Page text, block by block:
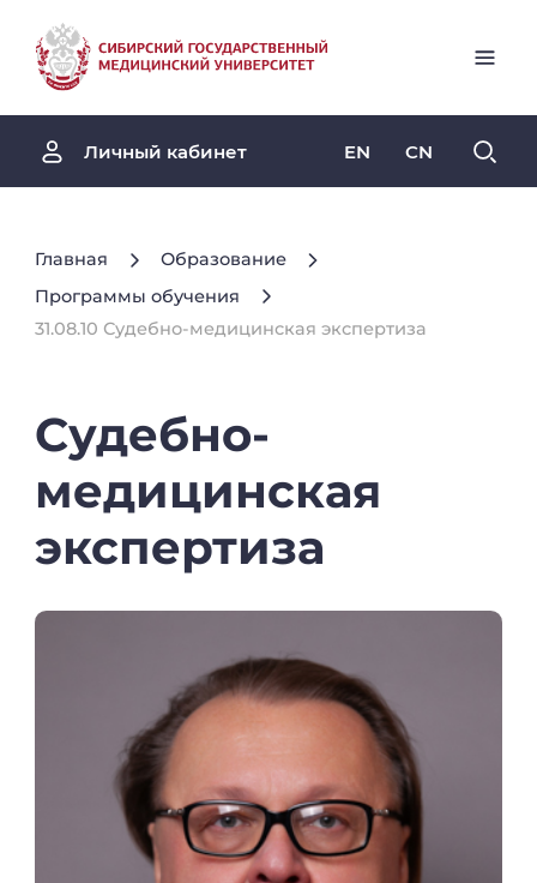
Личный кабинет EN CN
Главная
Образование
Программы обучения
31.08.10 Судебно-медицинская экспертиза
Судебно-
медицинская
экспертиза